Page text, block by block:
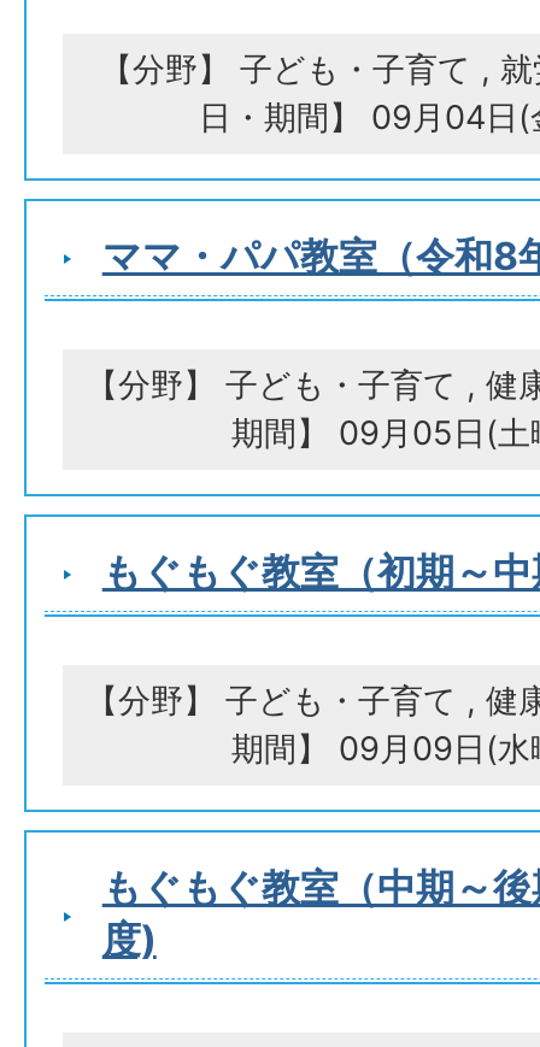
【分野】 子ども・子育て ,
日・期間】 09月04日
ママ・パパ教室（令和8
【分野】 子ども・子育て , 健
期間】 09月05日(土
もぐもぐ教室（初期～
【分野】 子ども・子育て , 健
期間】 09月09日(水
もぐもぐ教室（中期～
度)